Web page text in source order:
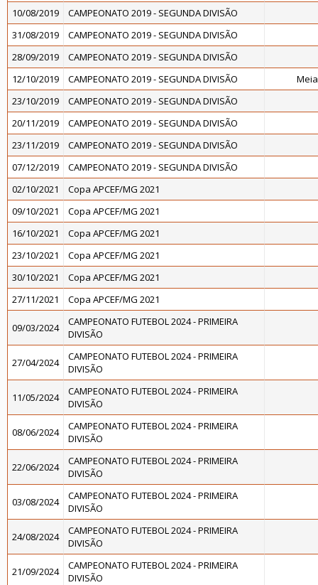
10/08/2019
CAMPEONATO 2019 - SEGUNDA DIVISÃO
31/08/2019
CAMPEONATO 2019 - SEGUNDA DIVISÃO
28/09/2019
CAMPEONATO 2019 - SEGUNDA DIVISÃO
12/10/2019
CAMPEONATO 2019 - SEGUNDA DIVISÃO
23/10/2019
CAMPEONATO 2019 - SEGUNDA DIVISÃO
20/11/2019
CAMPEONATO 2019 - SEGUNDA DIVISÃO
23/11/2019
CAMPEONATO 2019 - SEGUNDA DIVISÃO
07/12/2019
CAMPEONATO 2019 - SEGUNDA DIVISÃO
02/10/2021
Copa APCEF/MG 2021
09/10/2021
Copa APCEF/MG 2021
16/10/2021
Copa APCEF/MG 2021
23/10/2021
Copa APCEF/MG 2021
30/10/2021
Copa APCEF/MG 2021
27/11/2021
Copa APCEF/MG 2021
09/03/2024
CAMPEONATO FUTEBOL 2024 - PRIMEIRA
DIVISÃO
27/04/2024
CAMPEONATO FUTEBOL 2024 - PRIMEIRA
DIVISÃO
11/05/2024
CAMPEONATO FUTEBOL 2024 - PRIMEIRA
DIVISÃO
08/06/2024
CAMPEONATO FUTEBOL 2024 - PRIMEIRA
DIVISÃO
22/06/2024
CAMPEONATO FUTEBOL 2024 - PRIMEIRA
DIVISÃO
03/08/2024
CAMPEONATO FUTEBOL 2024 - PRIMEIRA
DIVISÃO
24/08/2024
CAMPEONATO FUTEBOL 2024 - PRIMEIRA
DIVISÃO
21/09/2024
CAMPEONATO FUTEBOL 2024 - PRIMEIRA
DIVISÃO